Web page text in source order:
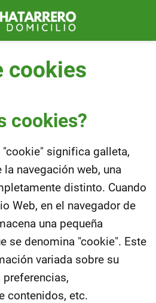
cookies
cookies?
significa galleta,
navegación web, una
distinto. Cuando
Web, en el navegador de
una pequeña
se denomina "cookie". Este
variada sobre su
contenidos, etc.